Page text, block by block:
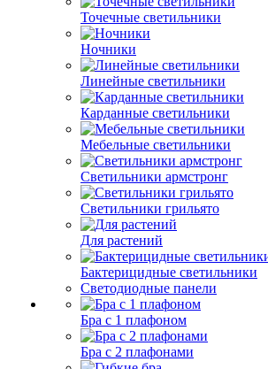
Точечные светильники
Ночники
Линейные светильники
Карданные светильники
Мебельные светильники
Светильники армстронг
Светильники грильято
Для растений
Бактерицидные светильники
Светодиодные панели
Бра с 1 плафоном
Бра с 2 плафонами